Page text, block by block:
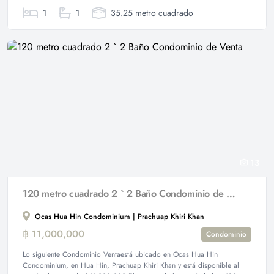
1 1 35.25 metro cuadrado
120 metro cuadrado 2 ` 2 Baño Condominio de Venta
Ocas Hua Hin Condominium | Prachuap Khiri Khan
฿ 11,000,000
Condominio
Lo siguiente Condominio Ventaestá ubicado en Ocas Hua Hin
Condominium, en Hua Hin, Prachuap Khiri Khan y está disponible al